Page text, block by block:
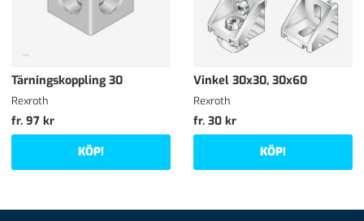
Tärningskoppling 30
Rexroth
fr. 97 kr
KÖP!
Vinkel 30x30, 30x60
Rexroth
fr. 30 kr
KÖP!